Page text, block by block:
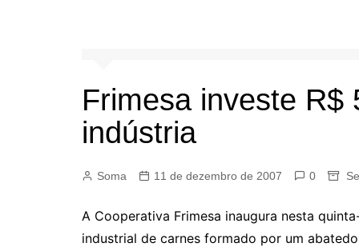
Frimesa investe R$
indústria
Soma 11 de dezembro de 2007 0
A Cooperativa Frimesa inaugura nesta
industrial de carnes formado por um